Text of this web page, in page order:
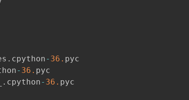
. cpython- 36. pyc
- 36. pyc
. cpython- 36. pyc